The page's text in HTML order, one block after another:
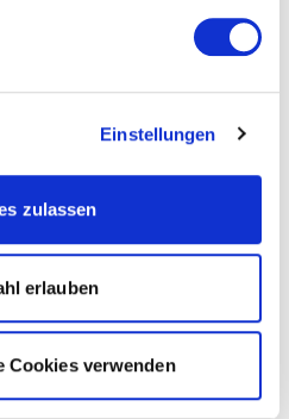
Einstellungen
zulassen
erlauben
Cookies verwenden